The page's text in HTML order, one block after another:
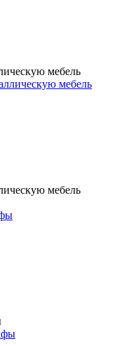
мебель
мебель